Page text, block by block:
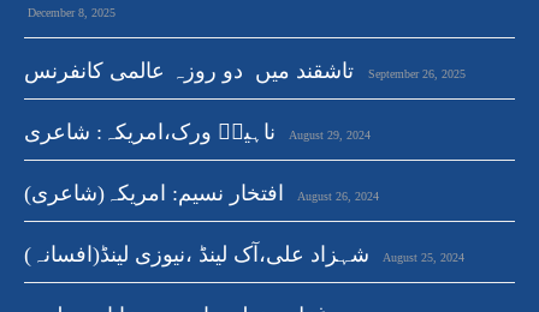
December 8, 2025
تاشقند میں دو روزہ عالمی کانفرنس September 26, 2025
ناہیدؔ ورک،امریکہ: شاعری August 29, 2024
افتخار نسیم: امریکہ(شاعری) August 26, 2024
شہزاد علی،آک لینڈ ،نیوزی لینڈ(افسانہ) August 25, 2024